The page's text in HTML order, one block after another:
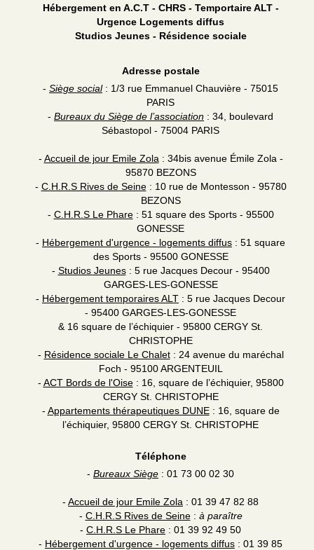
Hébergement en A.C.T - CHRS - Temportaire ALT -
Urgence Logements diffus
Studios Jeunes - Résidence sociale
Adresse postale
- Siège social: 1/3 rue Emmanuel Chauvière - 75015
PARIS
- Bureaux du Siège de l’association : 34, boulevard
Sébastopol - 75004 PARIS
- Accueil de jour Emile Zola : 34bis avenue Émile Zola -
95870 BEZONS
- C.H.R.S Rives de Seine: 10 rue de Montesson - 95780
BEZONS
- C.H.R.S Le Phare: 51 square des Sports - 95500
GONESSE
- Hébergement d'urgence - logements diffus : 51 square
des Sports - 95500 GONESSE
- Studios Jeunes: 5 rue Jacques Decour - 95400
GARGES-LES-GONESSE
- Hébergement temporaires ALT : 5 rue Jacques Decour
- 95400 GARGES-LES-GONESSE
& 16 square de l’échiquier - 95800 CERGY St.
CHRISTOPHE
- Résidence sociale Le Chalet: 24 avenue du maréchal
Foch - 95100 ARGENTEUIL
- ACT Bords de l'Oise: 16, square de l’échiquier, 95800
CERGY St. CHRISTOPHE
- Appartements thérapeutiques DUNE: 16, square de
l’échiquier, 95800 CERGY St. CHRISTOPHE
Téléphone
- Bureaux Siège : 01 73 00 02 30
- Accueil de jour Emile Zola : 01 39 47 82 88
- C.H.R.S Rives de Seine: à paraître
- C.H.R.S Le Phare : 01 39 92 49 50
- Hébergement d'urgence - logements diffus : 01 39 85